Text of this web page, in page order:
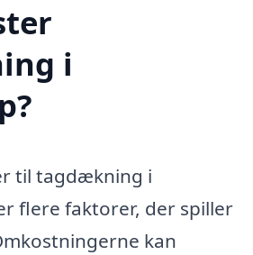
i
til tagdækning i
flere faktorer, der spiller
kan